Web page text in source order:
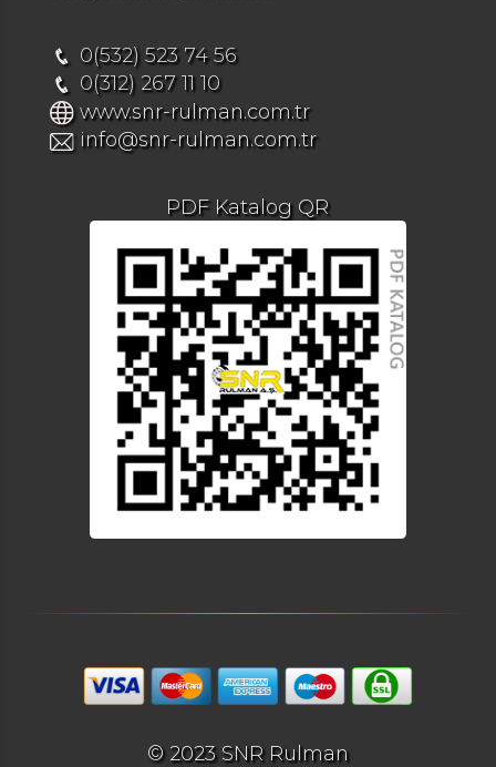
0(532) 523 74 56
0(312) 267 11 10
www.snr-rulman.com.tr
info@snr-rulman.com.tr
PDF Katalog QR
© 2023 SNR Rulman